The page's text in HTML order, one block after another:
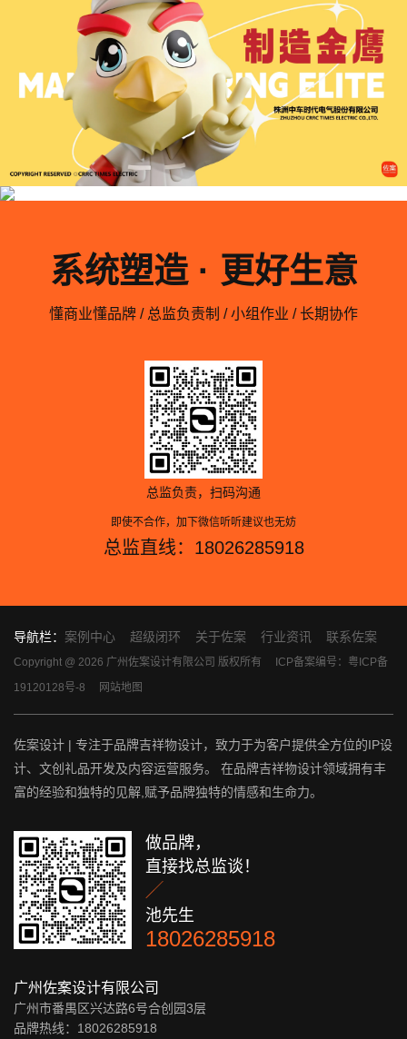
系统塑造 · 更好生意
懂商业懂品牌 / 总监负责制 / 小组作业 / 长期协作
总监负责，扫码沟通
即使不合作，加下微信听听建议也无妨
总监直线：18026285918
导航栏： 案例中心 超级闭环 关于佐案 行业资讯 联系佐案
Copyright @ 2026 广州佐案设计有限公司 版权所有 ICP备案编号：粤ICP备
19120128号-8
网站地图
佐案设计 | 专注于品牌吉祥物设计，致力于为客户提供全方位的IP设
计、文创礼品开发及内容运营服务。 在品牌吉祥物设计领域拥有丰
富的经验和独特的见解,赋予品牌独特的情感和生命力。
做品牌，
直接找总监谈！

池先生
18026285918
广州佐案设计有限公司
广州市番禺区兴达路6号合创园3层
品牌热线：18026285918